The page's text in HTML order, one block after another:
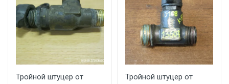
Тройной штуцер от
Тройной штуцер от